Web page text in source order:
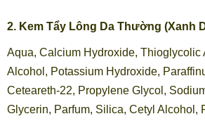
2. Kem Tẩy Lông Da Thường (Xanh
Aqua, Calcium Hydroxide, Thioglycolic
Alcohol, Potassium Hydroxide,
Ceteareth-22, Propylene Glycol,
Glycerin, Parfum, Silica, Cetyl Alcohol,